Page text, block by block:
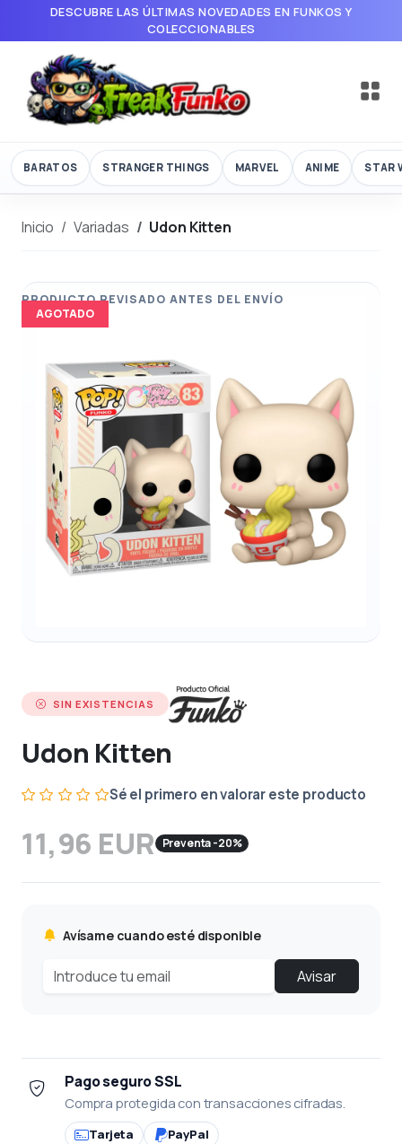
DESCUBRE LAS ÚLTIMAS NOVEDADES EN FUNKOS Y
COLECCIONABLES
BARATOS STRANGER THINGS MARVEL ANIME STAR
Inicio Variadas Udon Kitten
AGOTADO
SIN EXISTENCIAS
Udon Kitten
Sé el primero en valorar este producto
11,96 EUR Preventa -20%
Avísame cuando esté disponible
Avisar
Pago seguro SSL
Compra protegida con transacciones cifradas.
Tarjeta PayPal